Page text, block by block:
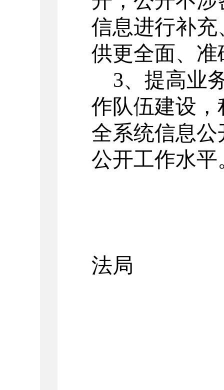
信息进行补
供更全面、
3、提高业
作队伍建设
全系统信息
公开工作水平
法局